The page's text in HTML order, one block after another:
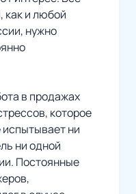
как и любой
нужно
в продажах
которое
ни
ни одной
Постоянные